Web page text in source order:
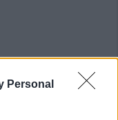
Personal